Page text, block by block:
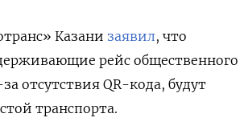
Казани заявил, что
рейс общественного
отсутствия QR-кода, будут
транспорта.